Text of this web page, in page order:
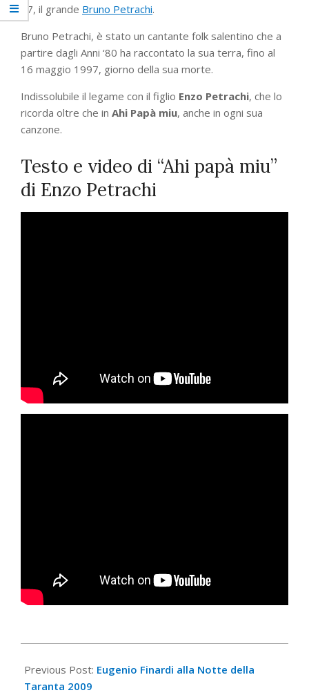
97, il grande Bruno Petrachi.
Bruno Petrachi, è stato un cantante folk salentino che a
partire dagli Anni ‘80 ha raccontato la sua terra, fino al
16 maggio 1997, giorno della sua morte.
Indissolubile il legame con il figlio Enzo Petrachi, che lo
ricorda oltre che in Ahi Papà miu, anche in ogni sua
canzone.
Testo e video di “Ahi papà miu”
di Enzo Petrachi
05-
16
Previous Post: Eugenio Finardi alla Notte della
Taranta 2009